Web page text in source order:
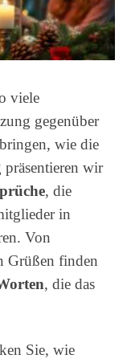
viele
gegenüber
wie die
präsentieren wir
, die
in
Von
Grüßen finden
, die das
Sie, wie